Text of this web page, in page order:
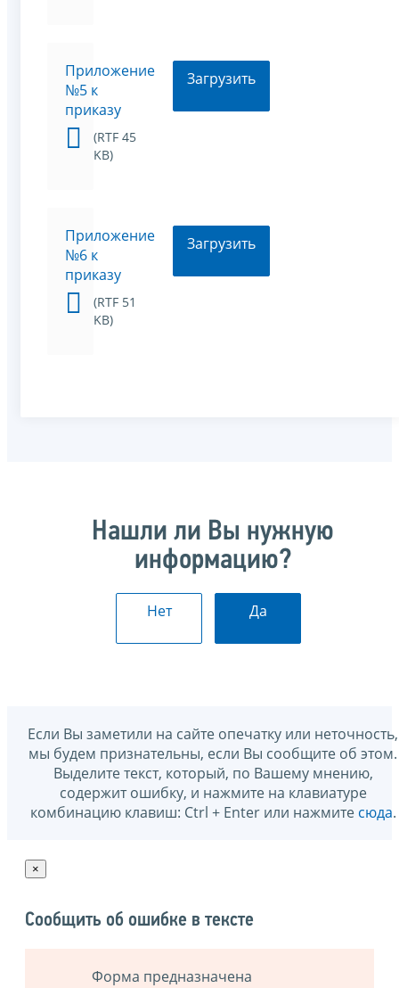
Приложение
№5 к
приказу
(RTF 45
KB)
Загрузить
Приложение
№6 к
приказу
(RTF 51
KB)
Загрузить
Нашли ли Вы нужную
информацию?
Нет Да
Если Вы заметили на сайте опечатку или неточность,
мы будем признательны, если Вы сообщите об этом.
Выделите текст, который, по Вашему мнению,
содержит ошибку, и нажмите на клавиатуре
комбинацию клавиш: Ctrl + Enter или нажмите сюда.
×
Сообщить об ошибке в тексте
Форма предназначена